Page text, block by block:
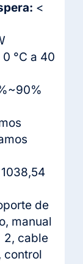
<
0 °C a 40
de
manual
2, cable
control